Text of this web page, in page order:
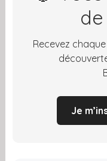
Recevez
Je